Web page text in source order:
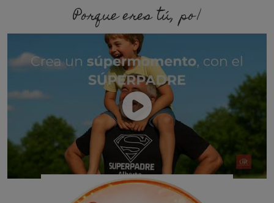
Porque eres tú, porque soy